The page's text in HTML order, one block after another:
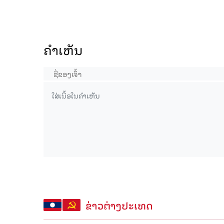
ຄໍາເຫັນ
ຂ່າວຕ່າງປະເທດ